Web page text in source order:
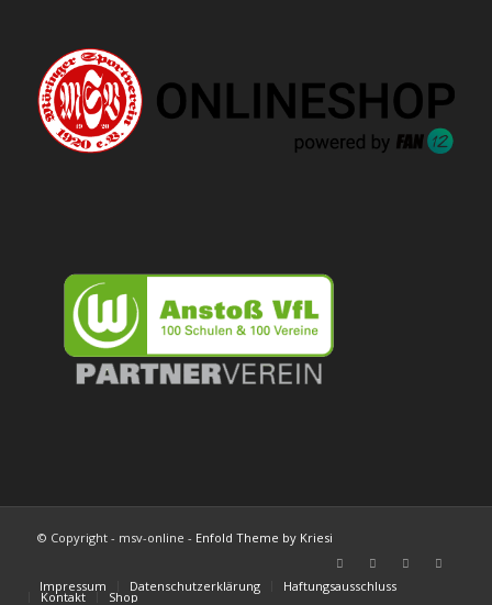
© Copyright - msv-online - Enfold Theme by Kriesi
Impressum Datenschutzerklärung Haftungsausschluss
Kontakt Shop